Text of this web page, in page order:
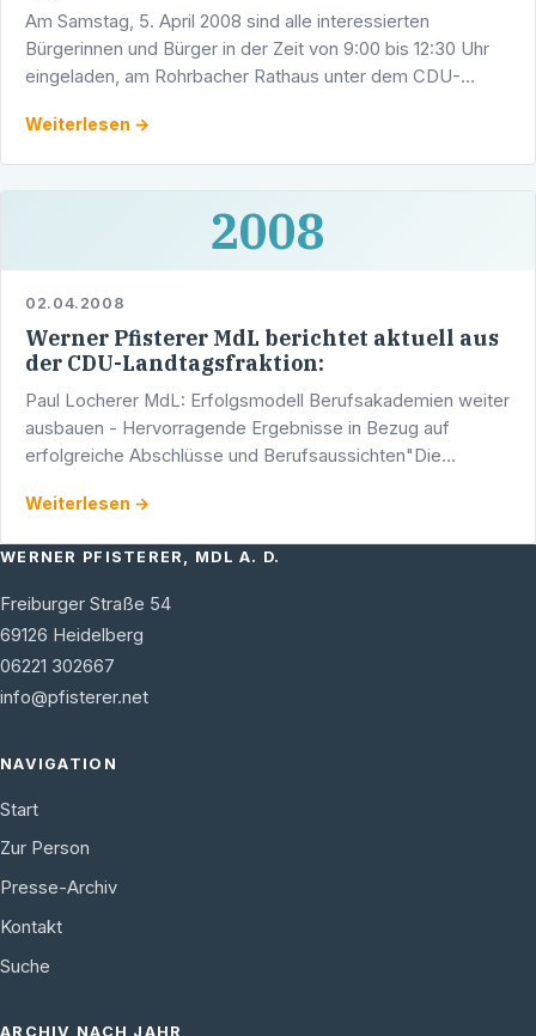
Am Samstag, 5. April 2008 sind alle interessierten
Bürgerinnen und Bürger in der Zeit von 9:00 bis 12:30 Uhr
eingeladen, am Rohrbacher Rathaus unter dem CDU-
der CDU …
Weiterlesen →
2008
02.04.2008
Werner Pfisterer MdL berichtet aktuell aus
der CDU-Landtagsfraktion:
Paul Locherer MdL: Erfolgsmodell Berufsakademien weiter
ausbauen - Hervorragende Ergebnisse in Bezug auf
erfolgreiche Abschlüsse und Berufsaussichten"Die
Erfolgsmodell. Bei …
Weiterlesen →
WERNER PFISTERER, MDL A. D.
Freiburger Straße 54
69126 Heidelberg
06221 302667
info@pfisterer.net
NAVIGATION
Start
Zur Person
Presse-Archiv
Kontakt
Suche
ARCHIV NACH JAHR